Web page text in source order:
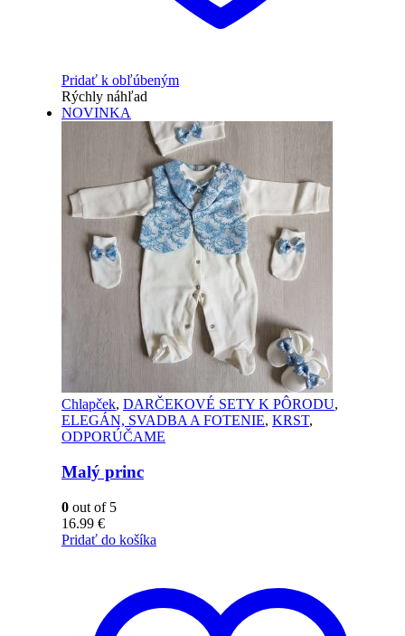
Pridať k obľúbeným
Rýchly náhľad
NOVINKA
Chlapček, DARČEKOVÉ SETY K PÔRODU,
ELEGÁN, SVADBA A FOTENIE, KRST,
ODPORÚČAME
Malý princ
0 out of 5
16.99 €
Pridať do košíka